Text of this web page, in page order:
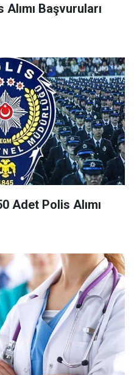
Başvuruları
Adet Polis Alımı